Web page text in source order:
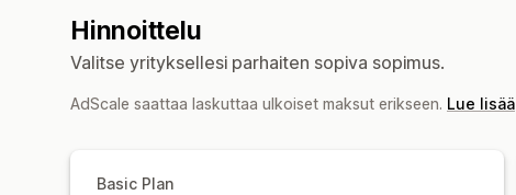
Hinnoittelu
Valitse yrityksellesi parhaiten sopiva sopimus.
AdScale saattaa laskuttaa ulkoiset maksut erikseen. Lue lisää
Basic Plan